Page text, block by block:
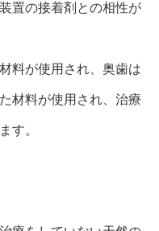
置の接着剤との相性が
料が使用され、奥歯は
材料が使用され、治療
す。